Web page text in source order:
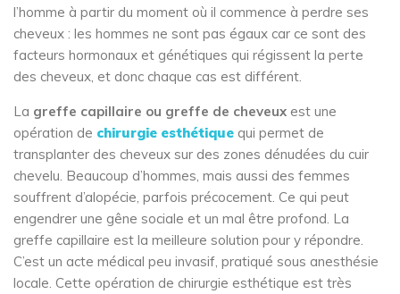
l’homme à partir du moment où il commence à perdre ses
cheveux : les hommes ne sont pas égaux car ce sont des
facteurs hormonaux et génétiques qui régissent la perte
des cheveux, et donc chaque cas est différent.
La greffe capillaire ou greffe de cheveux est une
opération de chirurgie esthétique qui permet de
transplanter des cheveux sur des zones dénudées du cuir
chevelu. Beaucoup d’hommes, mais aussi des femmes
souffrent d’alopécie, parfois précocement. Ce qui peut
engendrer une gêne sociale et un mal être profond. La
greffe capillaire est la meilleure solution pour y répondre.
C’est un acte médical peu invasif, pratiqué sous anesthésie
locale. Cette opération de chirurgie esthétique est très